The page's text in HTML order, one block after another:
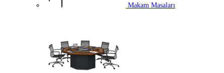
Makam Masaları